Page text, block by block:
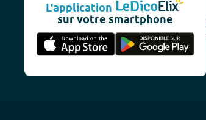
L'application
sur votre smartphone